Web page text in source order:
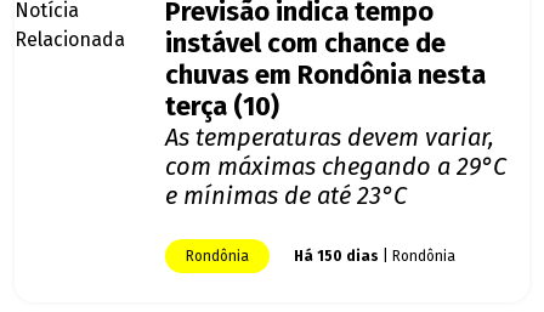
Previsão indica tempo
instável com chance de
chuvas em Rondônia nesta
terça (10)
As temperaturas devem variar,
com máximas chegando a 29°C
e mínimas de até 23°C
Rondônia Há 150 dias | Rondônia